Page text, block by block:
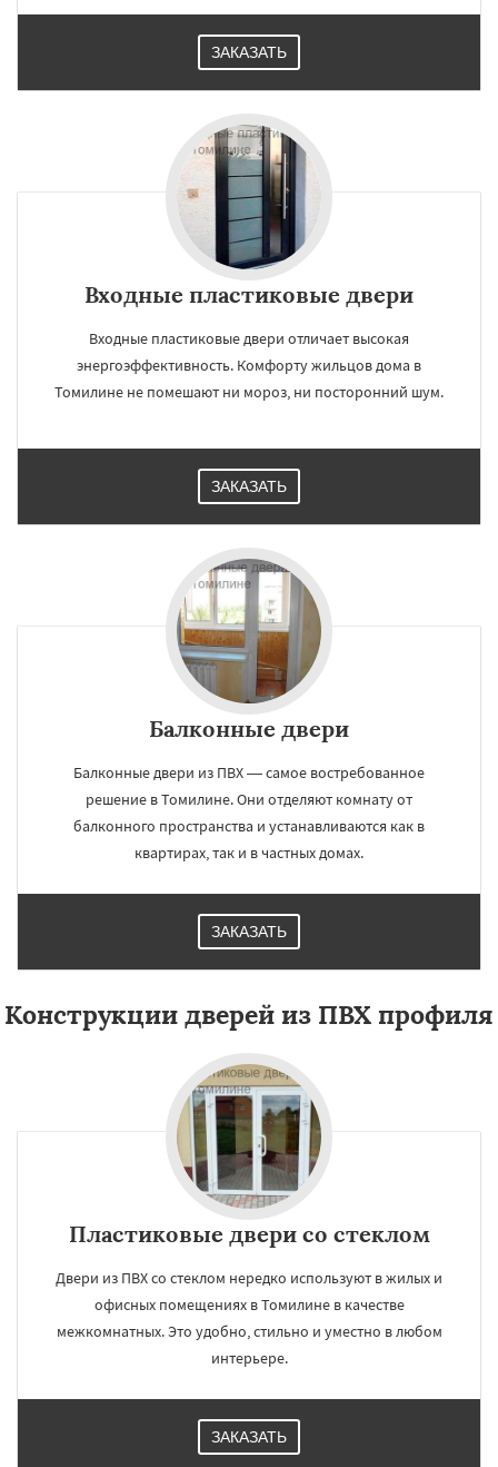
ЗАКАЗАТЬ
Входные пластиковые двери
Входные пластиковые двери отличает высокая
энергоэффективность. Комфорту жильцов дома в
Томилине не помешают ни мороз, ни посторонний шум.
ЗАКАЗАТЬ
Балконные двери
Балконные двери из ПВХ — самое востребованное
решение в Томилине. Они отделяют комнату от
балконного пространства и устанавливаются как в
квартирах, так и в частных домах.
ЗАКАЗАТЬ
Конструкции дверей из ПВХ профиля
Пластиковые двери со стеклом
Двери из ПВХ со стеклом нередко используют в жилых и
офисных помещениях в Томилине в качестве
межкомнатных. Это удобно, стильно и уместно в любом
интерьере.
ЗАКАЗАТЬ